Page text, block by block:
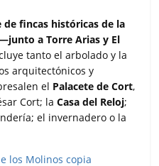
de fincas históricas de la
a Torre Arias y El
tanto el arbolado y la
arquitectónicos y
el Palacete de Cort,
Cort; laCasa del Reloj;
el invernadero o la